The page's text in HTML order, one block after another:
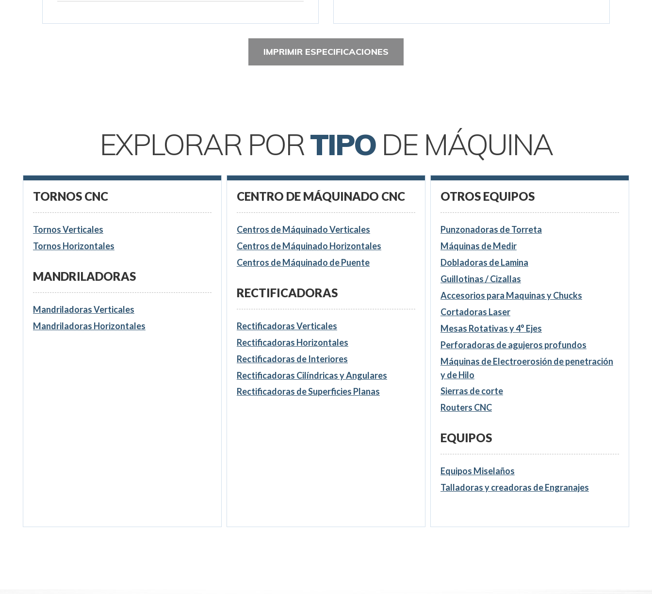
IMPRIMIR ESPECIFICACIONES
EXPLORAR PORTIPODE MÁQUINA
TORNOS CNC
Tornos Verticales
Tornos Horizontales
MANDRILADORAS
Mandriladoras Verticales
Mandriladoras Horizontales
CENTRO DE MÁQUINADO CNC
Centros de Máquinado Verticales
Centros de Máquinado Horizontales
Centros de Máquinado de Puente
RECTIFICADORAS
Rectificadoras Verticales
Rectificadoras Horizontales
Rectificadoras de Interiores
Rectificadoras Cilíndricas y Angulares
Rectificadoras de Superficies Planas
OTROS EQUIPOS
Punzonadoras de Torreta
Máquinas de Medir
Dobladoras de Lamina
Guillotinas / Cizallas
Accesorios para Maquinas y Chucks
Cortadoras Laser
Mesas Rotativas y 4° Ejes
Perforadoras de agujeros profundos
Máquinas de Electroerosión de penetración
y de Hilo
Sierras de corte
Routers CNC
EQUIPOS
Equipos Miselaños
Talladoras y creadoras de Engranajes